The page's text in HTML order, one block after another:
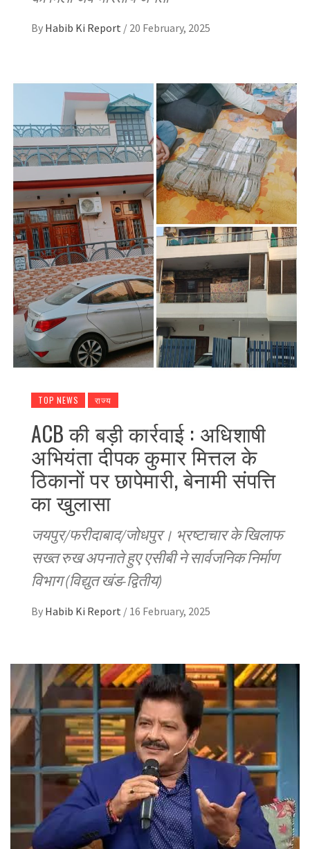
By Habib Ki Report / 20 February, 2025
TOP NEWS राज्य
ACB की बड़ी कार्रवाई : अधिशाषी
अभियंता दीपक कुमार मित्तल के
ठिकानों पर छापेमारी, बेनामी संपत्ति
का खुलासा
जयपुर/फरीदाबाद/जोधपुर। भ्रष्टाचार के खिलाफ
सख्त रुख अपनाते हुए एसीबी ने सार्वजनिक निर्माण
विभाग (विद्युत खंड-द्वितीय)
By Habib Ki Report / 16 February, 2025